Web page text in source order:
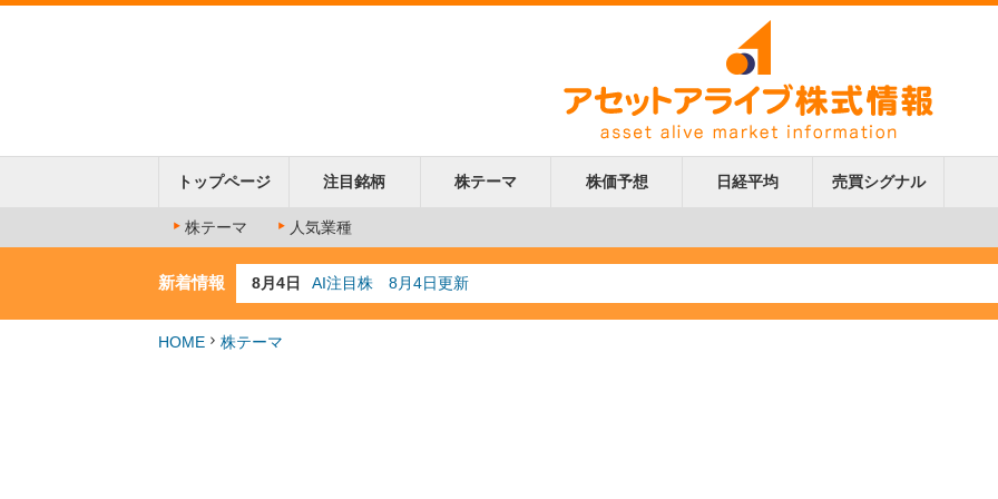
トップページ 注目銘柄 株テーマ 株価予想 日経平均 売買シグナル
株テーマ 人気業種
新着情報 8月4日
AI注目株 8月4日更新
8月3日
人気業種注目株 8月3日更新
7月29日
HOME 株テーマ